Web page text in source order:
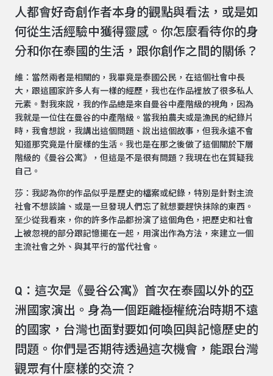
人都會好奇創作者本身的觀點與看法，或是如
何從生活經驗中獲得靈感。你怎麼看待你的身
分和你在泰國的生活，跟你創作之間的關係？
維：當然兩者是相關的，我畢竟是泰國公民，在這個社會中長
大，跟這國家許多人有一樣的經歷，我也在作品裡放了很多私人
元素。對我來說，我的作品總是來自曼谷中產階級的視角，因為
我就是一位住在曼谷的中產階級。當我拍農夫或是漁民的紀錄片
時，我會想說，我講出這個問題、說出這個故事，但我永遠不會
知道那究竟是什麼樣的生活。我也是在那之後做了這個關於下層
階級的《曼谷公寓》，但這是不是很有問題？我現在也在質疑我
自己。
莎：我認為你的作品似乎是歷史的檔案或紀錄，特別是針對主流
社會不想談論、或是一旦發現人們忘了就想要趕快抹除的東西。
至少從我看來，你的許多作品都扮演了這個角色，把歷史和社會
上被忽視的部分跟記憶擺在一起，用演出作為方法，來建立一個
主流社會之外、與其平行的當代社會。
Q：這次是《曼谷公寓》首次在泰國以外的亞
洲國家演出。身為一個距離極權統治時期不遠
的國家，台灣也面對要如何喚回與記憶歷史的
問題。你們是否期待透過這次機會，能跟台灣
觀眾有什麼樣的交流？